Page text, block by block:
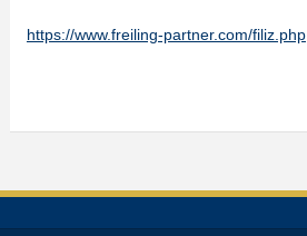
https://www.freiling-partner.com/filiz.php